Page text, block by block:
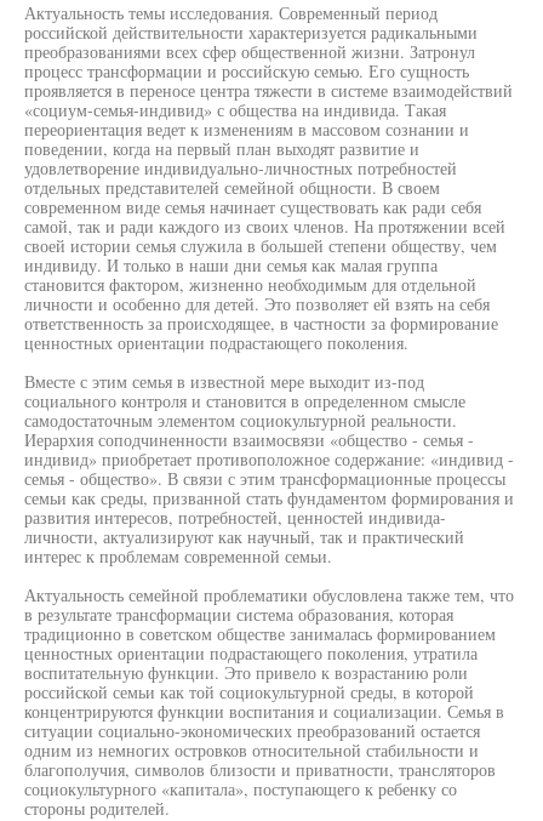
Актуальность темы исследования. Современный период
российской действительности характеризуется радикальными
преобразованиями всех сфер общественной жизни. Затронул
процесс трансформации и российскую семью. Его сущность
проявляется в переносе центра тяжести в системе взаимодействий
«социум-семья-индивид» с общества на индивида. Такая
переориентация ведет к изменениям в массовом сознании и
поведении, когда на первый план выходят развитие и
удовлетворение индивидуально-личностных потребностей
отдельных представителей семейной общности. В своем
современном виде семья начинает существовать как ради себя
самой, так и ради каждого из своих членов. На протяжении всей
своей истории семья служила в большей степени обществу, чем
индивиду. И только в наши дни семья как малая группа
становится фактором, жизненно необходимым для отдельной
личности и особенно для детей. Это позволяет ей взять на себя
ответственность за происходящее, в частности за формирование
ценностных ориентации подрастающего поколения.
Вместе с этим семья в известной мере выходит из-под
социального контроля и становится в определенном смысле
самодостаточным элементом социокультурной реальности.
Иерархия соподчиненности взаимосвязи «общество - семья -
индивид» приобретает противоположное содержание: «индивид -
семья - общество». В связи с этим трансформационные процессы
семьи как среды, призванной стать фундаментом формирования и
развития интересов, потребностей, ценностей индивида-
личности, актуализируют как научный, так и практический
интерес к проблемам современной семьи.
Актуальность семейной проблематики обусловлена также тем, что
в результате трансформации система образования, которая
традиционно в советском обществе занималась формированием
ценностных ориентации подрастающего поколения, утратила
воспитательную функции. Это привело к возрастанию роли
российской семьи как той социокультурной среды, в которой
концентрируются функции воспитания и социализации. Семья в
ситуации социально-экономических преобразований остается
одним из немногих островков относительной стабильности и
благополучия, символов близости и приватности, трансляторов
социокультурного «капитала», поступающего к ребенку со
стороны родителей.